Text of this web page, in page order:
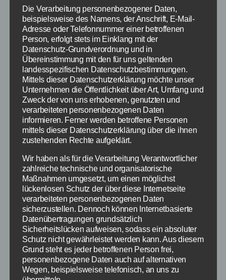
Schlagwörter
Live Stream,Apple,Apple Keynote
Kategorien
DIGITALE WELT INTERNET
Google: Mobiles
Webdesign wird zum
Rankingfaktor
Beitragsautor
VonPaul Stelzer Veröffentlichungsdatum
27. Februar 2015
Die Verarbeitung personenbezogener Daten,
beispielsweise des Namens, der Anschrift, E-Mail-
Adresse oder Telefonnummer einer betroffenen
Person, erfolgt stets im Einklang mit der
Datenschutz-Grundverordnung und in
Übereinstimmung mit den für uns geltenden
landesspezifischen Datenschutzbestimmungen.
Mittels dieser Datenschutzerklärung möchte unser
Unternehmen die Öffentlichkeit über Art, Umfang und
Zweck der von uns erhobenen, genutzten und
verarbeiteten personenbezogenen Daten
informieren. Ferner werden betroffene Personen
mittels dieser Datenschutzerklärung über die ihnen
zustehenden Rechte aufgeklärt.
Wir haben als für die Verarbeitung Verantwortlicher
zahlreiche technische und organisatorische
Maßnahmen umgesetzt, um einen möglichst
lückenlosen Schutz der über diese Internetseite
verarbeiteten personenbezogenen Daten
sicherzustellen. Dennoch können Internetbasierte
Datenübertragungen grundsätzlich
Sicherheitslücken aufweisen, sodass ein absoluter
Schutz nicht gewährleistet werden kann. Aus diesem
Grund steht es jeder betroffenen Person frei,
personenbezogene Daten auch auf alternativen
Wegen, beispielsweise telefonisch, an uns zu